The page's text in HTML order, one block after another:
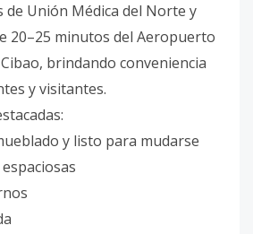
de Unión Médica del Norte y
20–25 minutos del Aeropuerto
brindando conveniencia
y visitantes.
y listo para mudarse